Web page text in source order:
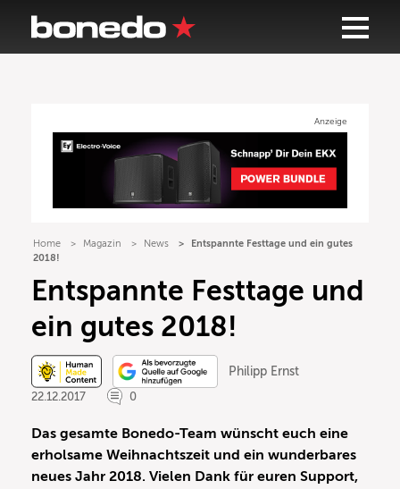
Anzeige
Home Magazin News
Entspannte Festtage und ein gutes
2018!
Entspannte Festtage und
ein gutes 2018!
Philipp Ernst
22.12.2017
0
Das gesamte Bonedo-Team wünscht euch eine
erholsame Weihnachtszeit und ein wunderbares
neues Jahr 2018. Vielen Dank für euren Support,